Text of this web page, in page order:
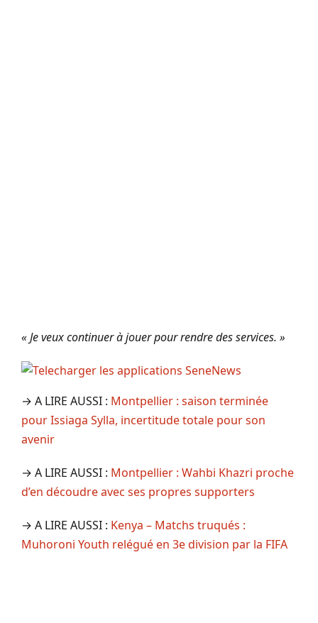
« Je veux continuer à jouer pour rendre des services. »
→ A LIRE AUSSI : Montpellier : saison terminée
pour Issiaga Sylla, incertitude totale pour son
avenir
→ A LIRE AUSSI : Montpellier : Wahbi Khazri proche
d’en découdre avec ses propres supporters
→ A LIRE AUSSI : Kenya – Matchs truqués :
Muhoroni Youth relégué en 3e division par la FIFA